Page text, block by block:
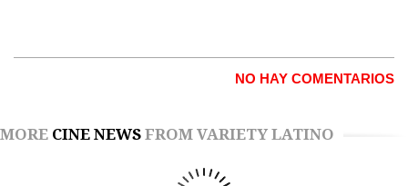
NO HAY COMENTARIOS
MORE CINE NEWS FROM VARIETY LATINO